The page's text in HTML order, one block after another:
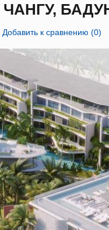
ЧАНГУ,
Добавить к сравнению (0)